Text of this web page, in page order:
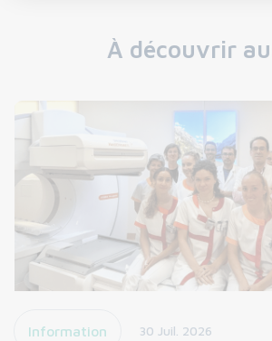
À découvrir
Information 30 Juil. 2026